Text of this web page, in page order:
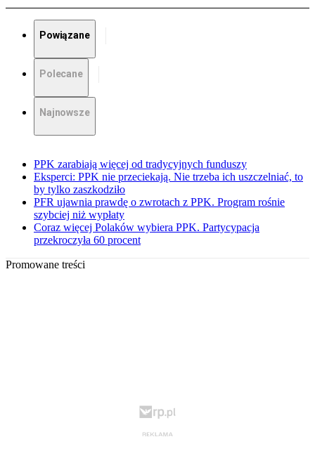
Powiązane
Polecane
Najnowsze
PPK zarabiają więcej od tradycyjnych funduszy
Eksperci: PPK nie przeciekają. Nie trzeba ich uszczelniać, to
by tylko zaszkodziło
PFR ujawnia prawdę o zwrotach z PPK. Program rośnie
szybciej niż wypłaty
Coraz więcej Polaków wybiera PPK. Partycypacja
przekroczyła 60 procent
Promowane treści